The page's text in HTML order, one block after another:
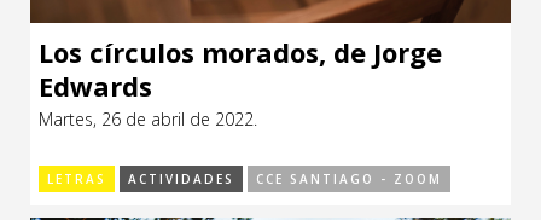
Los círculos morados, de Jorge
Edwards
Martes, 26 de abril de 2022.
LETRAS ACTIVIDADES CCE SANTIAGO - ZOOM